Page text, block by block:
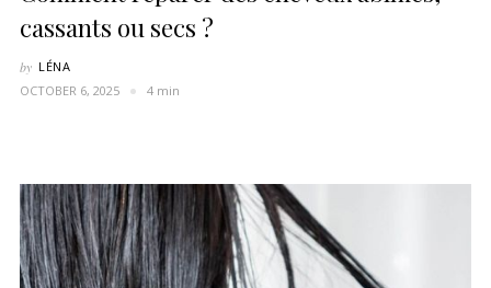
cassants ou secs ?
by LÉNA
OCTOBER 6, 2025
4 min